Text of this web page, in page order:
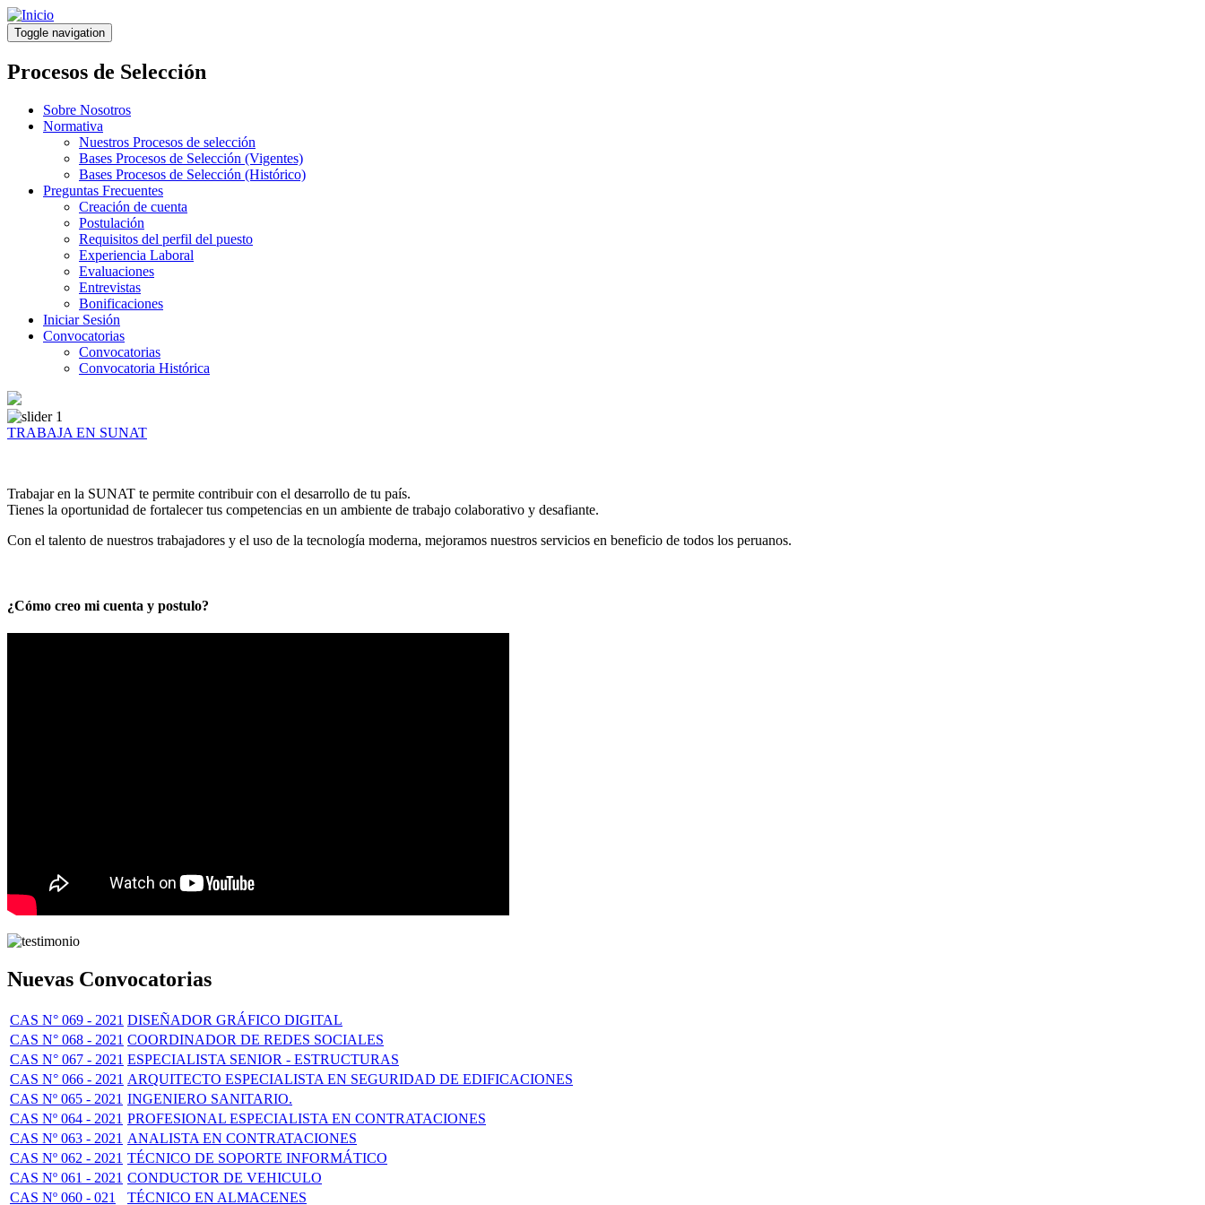
Pasar
al
contenido
principal
Toggle navigation
Procesos de Selección
Sobre Nosotros
Normativa
Nuestros Procesos de selección
Bases Procesos de Selección (Vigentes)
Bases Procesos de Selección (Histórico)
Preguntas Frecuentes
Creación de cuenta
Postulación
Requisitos del perfil del puesto
Experiencia Laboral
Evaluaciones
Entrevistas
Bonificaciones
Iniciar Sesión
Convocatorias
Convocatorias
Convocatoria Histórica
TRABAJA EN SUNAT
Trabajar en la SUNAT te permite contribuir con el desarrollo de tu país.
Tienes la oportunidad de fortalecer tus competencias en un ambiente de trabajo colaborativo y desafiante.
Con el talento de nuestros trabajadores y el uso de la tecnología moderna, mejoramos nuestros servicios en beneficio de todos los peruanos.
¿Cómo creo mi cuenta y postulo?
Nuevas Convocatorias
CAS N° 069 - 2021 DISEÑADOR GRÁFICO DIGITAL
CAS N° 068 - 2021 COORDINADOR DE REDES SOCIALES
CAS N° 067 - 2021 ESPECIALISTA SENIOR - ESTRUCTURAS
CAS N° 066 - 2021 ARQUITECTO ESPECIALISTA EN SEGURIDAD DE EDIFICACIONES
CAS Nº 065 - 2021 INGENIERO SANITARIO.
CAS Nº 064 - 2021 PROFESIONAL ESPECIALISTA EN CONTRATACIONES
CAS Nº 063 - 2021 ANALISTA EN CONTRATACIONES
CAS Nº 062 - 2021 TÉCNICO DE SOPORTE INFORMÁTICO
CAS Nº 061 - 2021 CONDUCTOR DE VEHICULO
CAS Nº 060 - 021
TÉCNICO EN ALMACENES